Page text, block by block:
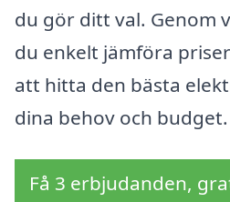
du gör ditt val. Genom
du enkelt jämföra
att hitta den bästa
dina behov och budget.
Få 3 erbjudanden,